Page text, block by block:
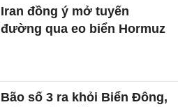
Iran đồng ý mở tuyến
đường qua eo biển Hormuz
Bão số 3 ra khỏi Biển Đông,